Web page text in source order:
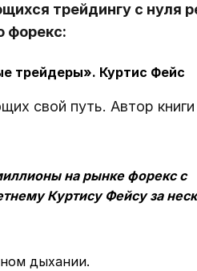
трейдингу с нуля
форекс:
трейдеры». Куртис Фейс
свой путь. Автор
на рынке форекс с
Куртису Фейсу за
дыхании.